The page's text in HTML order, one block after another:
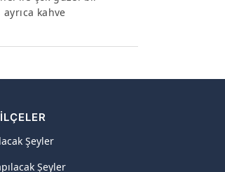
kahve
Şeyler
Şeyler